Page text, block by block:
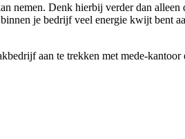
nemen. Denk hierbij verder dan
je bedrijf veel energie kwijt bent
aan te trekken met mede-